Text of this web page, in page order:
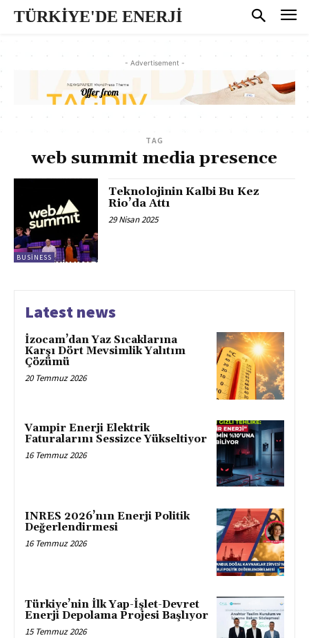
TÜRKİYE'DE ENERJİ
- Advertisement -
TAG
web summit media presence
BUSINESS
Teknolojinin Kalbi Bu Kez
Rio’da Attı
29 Nisan 2025
Latest news
İzocam’dan Yaz Sıcaklarına
Karşı Dört Mevsimlik Yalıtım
Çözümü
20 Temmuz 2026
Vampir Enerji Elektrik
Faturalarını Sessizce Yükseltiyor
16 Temmuz 2026
INRES 2026’nın Enerji Politik
Değerlendirmesi
16 Temmuz 2026
Türkiye’nin İlk Yap-İşlet-Devret
Enerji Depolama Projesi Başlıyor
15 Temmuz 2026